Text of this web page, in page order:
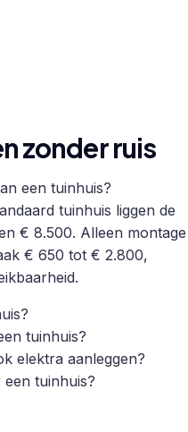
zonder ruis
een tuinhuis?
tuinhuis liggen de
€ 8.500. Alleen montage
€ 650 tot € 2.800,
tuinhuis?
elektra aanleggen?
tuinhuis?